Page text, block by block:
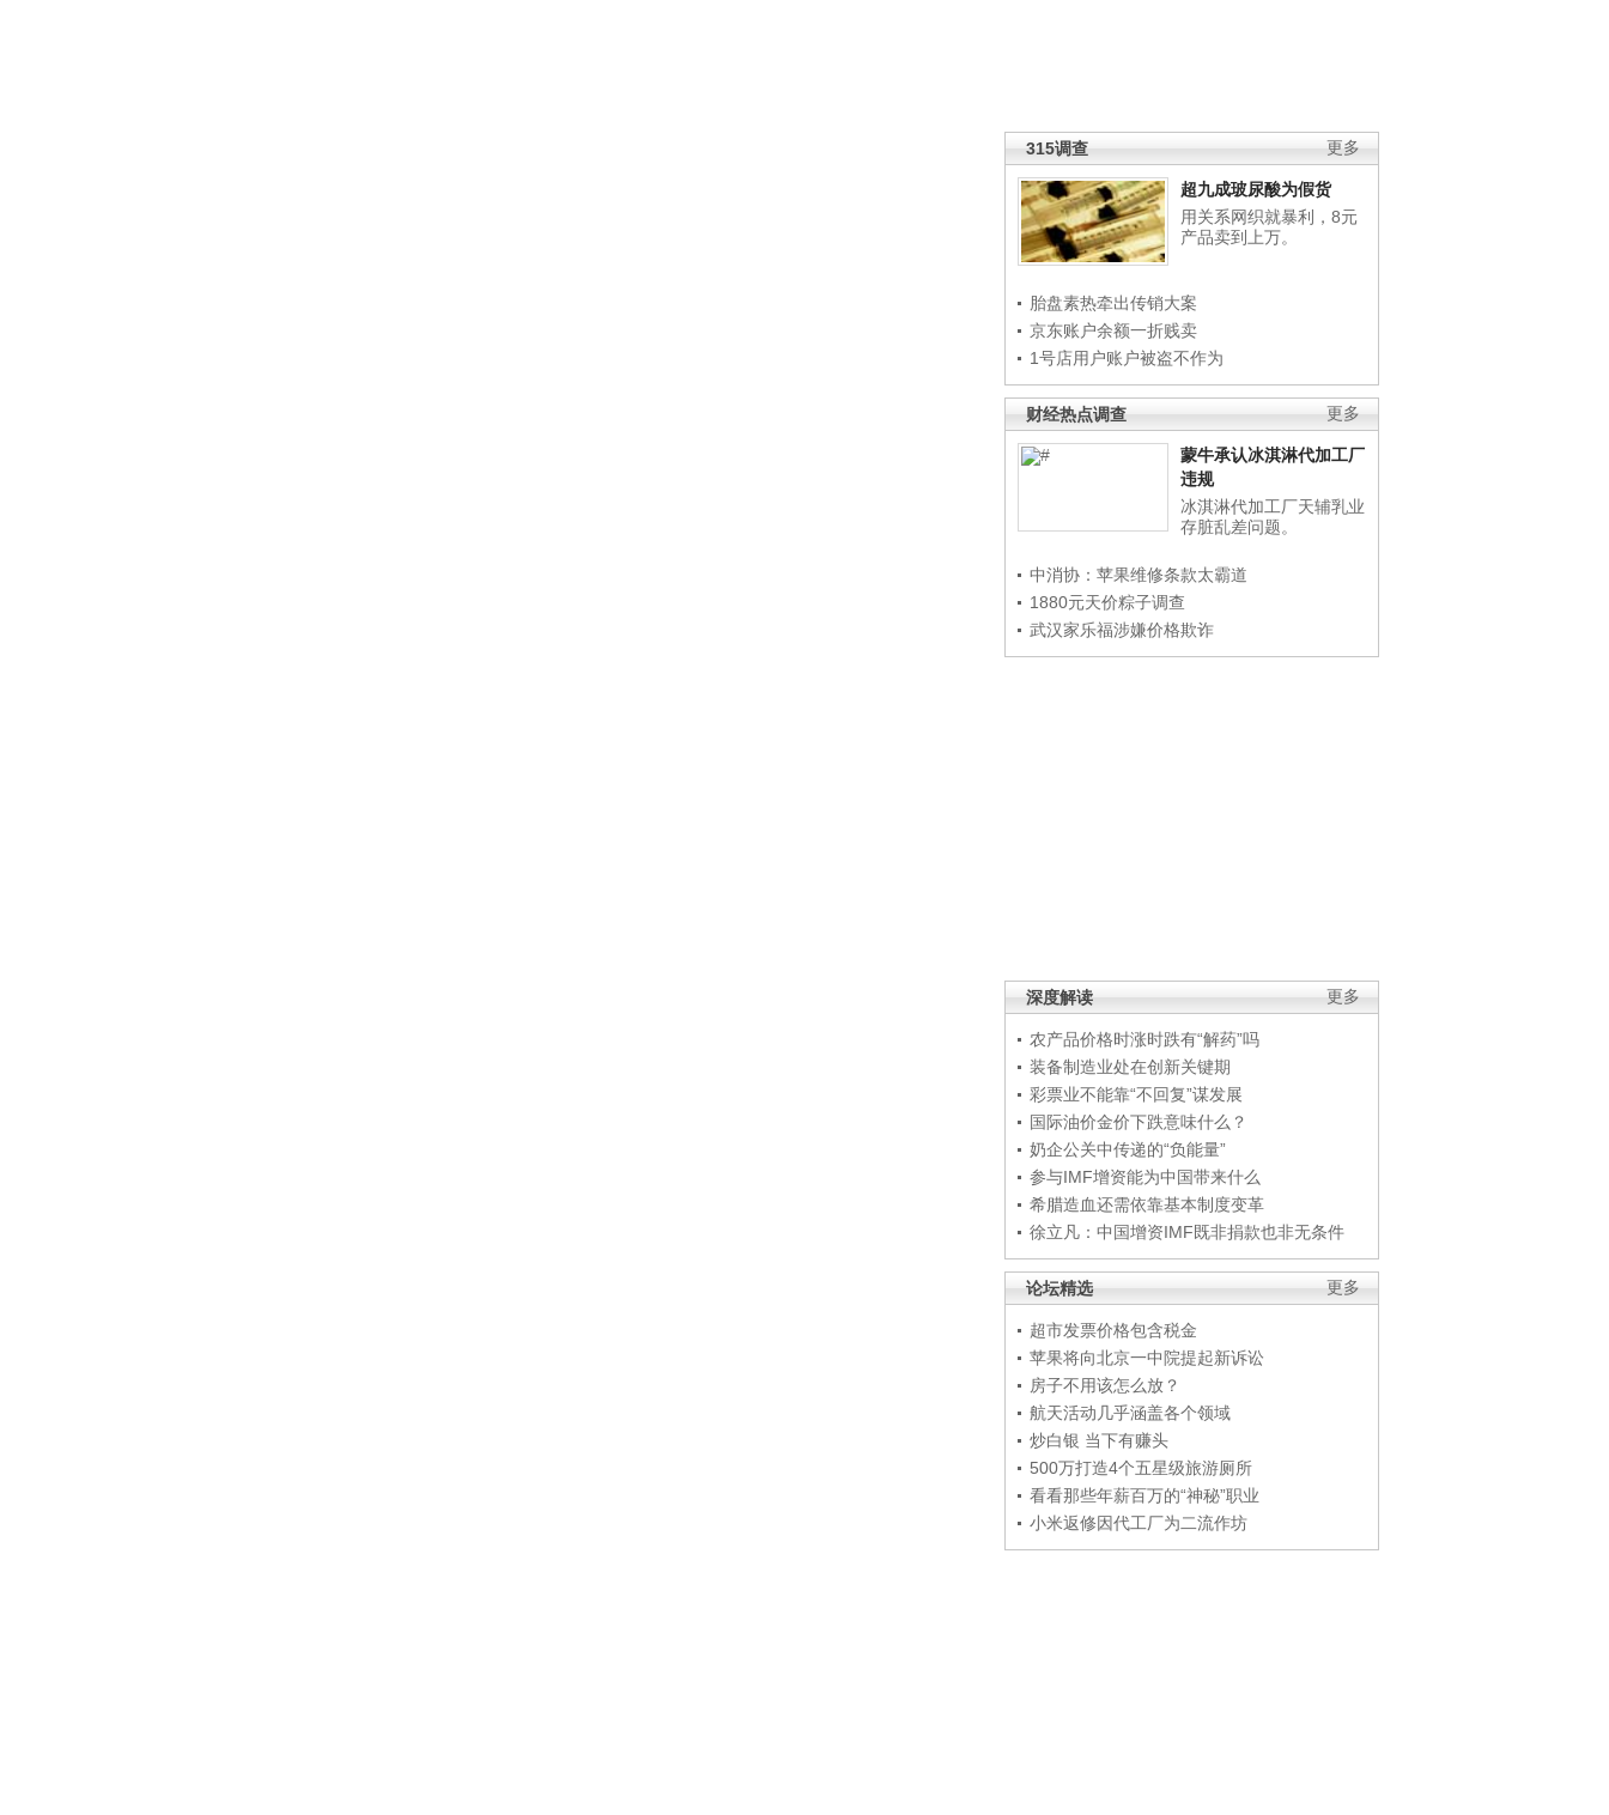
更多
315调查
超九成玻尿酸为假货
用关系网织就暴利，8元
产品卖到上万。
胎盘素热牵出传销大案
京东账户余额一折贱卖
1号店用户账户被盗不作为
更多
财经热点调查
蒙牛承认冰淇淋代加工厂
违规
冰淇淋代加工厂天辅乳业
存脏乱差问题。
中消协：苹果维修条款太霸道
1880元天价粽子调查
武汉家乐福涉嫌价格欺诈
更多
深度解读
农产品价格时涨时跌有“解药”吗
装备制造业处在创新关键期
彩票业不能靠“不回复”谋发展
国际油价金价下跌意味什么？
奶企公关中传递的“负能量”
参与IMF增资能为中国带来什么
希腊造血还需依靠基本制度变革
徐立凡：中国增资IMF既非捐款也非无条件
更多
论坛精选
超市发票价格包含税金
苹果将向北京一中院提起新诉讼
房子不用该怎么放？
航天活动几乎涵盖各个领域
炒白银 当下有赚头
500万打造4个五星级旅游厕所
看看那些年薪百万的“神秘”职业
小米返修因代工厂为二流作坊